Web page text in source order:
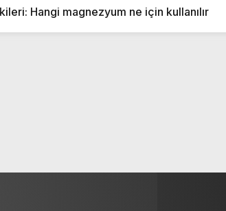
Hangi magnezyum ne için kullanılır
başlıyor
dev teklif